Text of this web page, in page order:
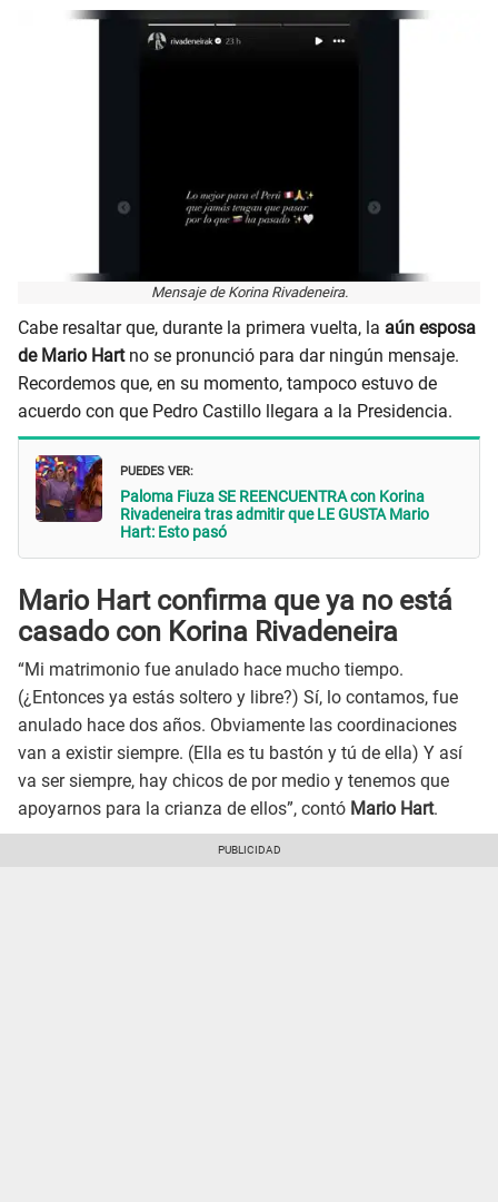
Mensaje de Korina Rivadeneira.
Cabe resaltar que, durante la primera vuelta, la aún esposa
de Mario Hartno se pronunció para dar ningún mensaje.
Recordemos que, en su momento, tampoco estuvo de
acuerdo con que Pedro Castillo llegara a la Presidencia.
PUEDES VER:
Paloma Fiuza SE REENCUENTRA con Korina
Rivadeneira tras admitir que LE GUSTA Mario
Hart: Esto pasó
Mario Hart confirma que ya no está
casado con Korina Rivadeneira
“Mi matrimonio fue anulado hace mucho tiempo.
(¿Entonces ya estás soltero y libre?) Sí, lo contamos, fue
anulado hace dos años. Obviamente las coordinaciones
van a existir siempre. (Ella es tu bastón y tú de ella) Y así
va ser siempre, hay chicos de por medio y tenemos que
apoyarnos para la crianza de ellos”, contó Mario Hart.